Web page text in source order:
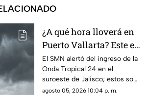
¿A qué hora lloverá en
Puerto Vallarta? Este es
el pronóstico del clima
para este 6 de agosto
El SMN alertó del ingreso de la
Onda Tropical 24 en el
suroeste de Jalisco; estos son
los cambios en el clima
agosto 05, 2026 10:04 p. m.